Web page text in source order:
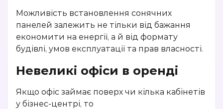
Можливість встановлення сонячних
панелей залежить не тільки від бажання
економити на енергії, а й від формату
будівлі, умов експлуатації та прав власності.
Невеликі офіси в оренді
Якщо офіс займає поверх чи кілька кабінетів
у бізнес-центрі, то